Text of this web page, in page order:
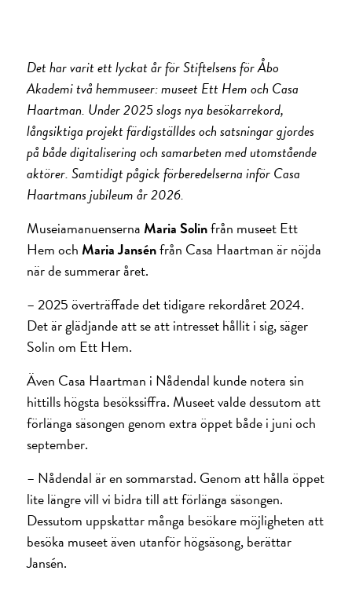
Det har varit ett lyckat år för Stiftelsens för Åbo
Akademi två hemmuseer: museet Ett Hem och Casa
Haartman. Under 2025 slogs nya besökar­rekord,
långsiktiga projekt färdigställdes och satsningar gjordes
på både digitalisering och samarbeten med utomstående
aktörer. Samtidigt pågick förberedelserna inför Casa
Haartmans jubileum år 2026.
MuseiamanuensernaMaria Solinfrån museet Ett
Hem ochMaria Jansénfrån Casa Haartman är nöjda
när de summerar året.
– 2025 överträffade det tidigare rekordåret 2024.
Det är glädjande att se att intresset hållit i sig, säger
Solin om Ett Hem.
Även Casa Haartman i Nådendal kunde notera sin
hittills högsta besökssiffra. Museet valde dessutom att
förlänga säsongen genom extra öppet både i juni och
september.
– Nådendal är en sommarstad. Genom att hålla öppet
lite längre vill vi bidra till att förlänga säsongen.
Dessutom uppskattar många besökare möjligheten att
besöka museet även utanför högsäsong, berättar
Jansén.